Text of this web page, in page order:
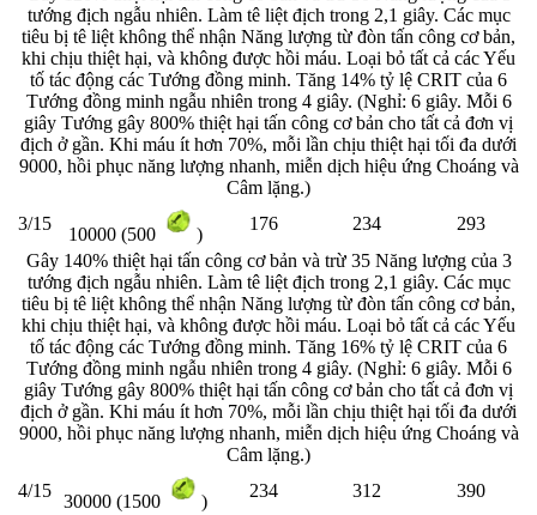
tướng địch ngẫu nhiên. Làm tê liệt địch trong 2,1 giây. Các mục
tiêu bị tê liệt không thể nhận Năng lượng từ đòn tấn công cơ bản,
khi chịu thiệt hại, và không được hồi máu. Loại bỏ tất cả các Yếu
tố tác động các Tướng đồng minh. Tăng 14% tỷ lệ CRIT của 6
Tướng đồng minh ngẫu nhiên trong 4 giây. (Nghỉ: 6 giây. Mỗi 6
giây Tướng gây 800% thiệt hại tấn công cơ bản cho tất cả đơn vị
địch ở gần. Khi máu ít hơn 70%, mỗi lần chịu thiệt hại tối đa dưới
9000, hồi phục năng lượng nhanh, miễn dịch hiệu ứng Choáng và
Câm lặng.)
3/15
10000 (500 )
176 234
293
Gây 140% thiệt hại tấn công cơ bản và trừ 35 Năng lượng của 3
tướng địch ngẫu nhiên. Làm tê liệt địch trong 2,1 giây. Các mục
tiêu bị tê liệt không thể nhận Năng lượng từ đòn tấn công cơ bản,
khi chịu thiệt hại, và không được hồi máu. Loại bỏ tất cả các Yếu
tố tác động các Tướng đồng minh. Tăng 16% tỷ lệ CRIT của 6
Tướng đồng minh ngẫu nhiên trong 4 giây. (Nghỉ: 6 giây. Mỗi 6
giây Tướng gây 800% thiệt hại tấn công cơ bản cho tất cả đơn vị
địch ở gần. Khi máu ít hơn 70%, mỗi lần chịu thiệt hại tối đa dưới
9000, hồi phục năng lượng nhanh, miễn dịch hiệu ứng Choáng và
Câm lặng.)
4/15
30000 (1500 )
234 312
390